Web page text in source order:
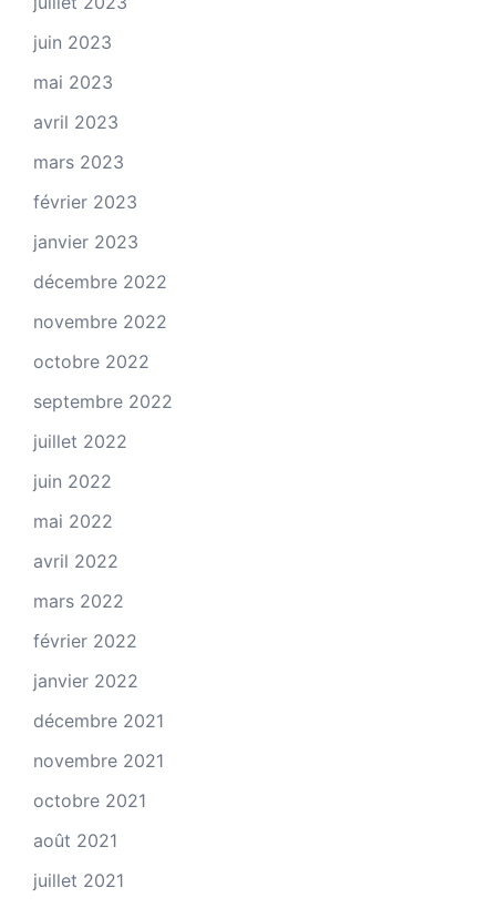
juin 2023
mai 2023
avril 2023
mars 2023
février 2023
janvier 2023
décembre 2022
novembre 2022
octobre 2022
septembre 2022
juillet 2022
juin 2022
mai 2022
avril 2022
mars 2022
février 2022
janvier 2022
décembre 2021
novembre 2021
octobre 2021
août 2021
juillet 2021